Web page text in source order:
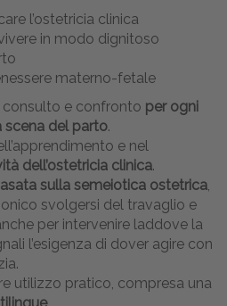
l’ostetricia clinica
in modo dignitoso
materno-fetale
consulto e confronto per ogni
scena del parto.
e nel
dell’ostetricia clinica.
sulla semeiotica ostetrica
svolgersi del travaglio e
per intervenire laddove la
l’esigenza di dover agire con
utilizzo pratico, compresa una